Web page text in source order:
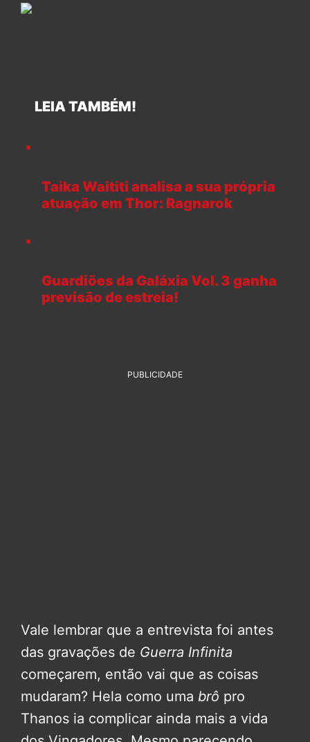
LEIA TAMBÉM!
Taika Waititi analisa a sua própria
atuação em Thor: Ragnarok
Guardiões da Galáxia Vol. 3 ganha
previsão de estreia!
PUBLICIDADE
Vale lembrar que a entrevista foi antes
das gravações de Guerra Infinita
começarem, então vai que as coisas
mudaram? Hela como uma brô pro
Thanos ia complicar ainda mais a vida